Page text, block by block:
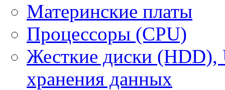
Материнские платы
Процессоры (CPU)
Жесткие диски (HDD),
хранения данных